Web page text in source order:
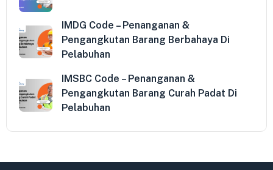
IMDG Code – Penanganan &
Pengangkutan Barang Berbahaya Di
Pelabuhan
IMSBC Code – Penanganan &
Pengangkutan Barang Curah Padat Di
Pelabuhan